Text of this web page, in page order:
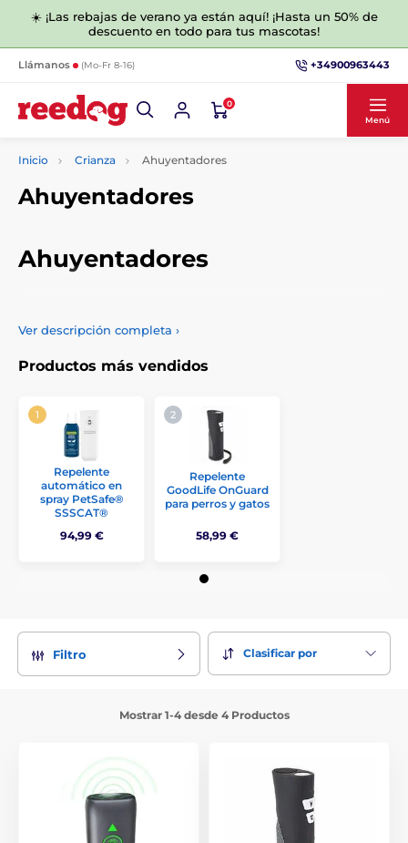
☀️ ¡Las rebajas de verano ya están aquí! ¡Hasta un 50% de
descuento en todo para tus mascotas!
Llámanos (Mo-Fr 8-16) +34900963443
0
Menú
Inicio Crianza Ahuyentadores
Ahuyentadores
Ahuyentadores
ahuyentadores de perros y gatos son una solución sencilla si
ladra a la puerta o se mete donde no debe. Con un
ejemplo.
Si tiene pánico a ciertos animales domésticos y le
aterrorizan los perros grandes en los paseos a pie o en
bicicleta, no dude en elegir entre nuestra gama de
ahuyentadores.
Ver descripción completa ›
Productos más vendidos
Repelente
automático en
spray PetSafe®
SSSCAT®
94,99 €
Repelente
GoodLife OnGuard
para perros y gatos
58,99 €
Filtro Clasificar por
Mostrar 1-4 desde 4 Productos